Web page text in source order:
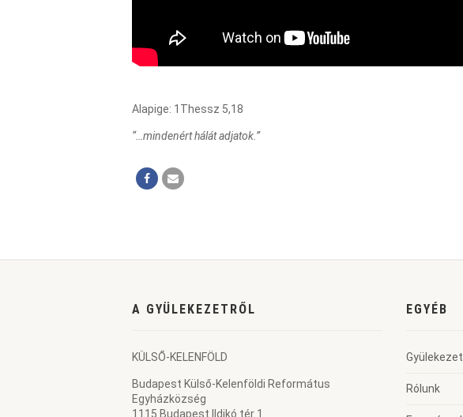
Alapige: 1Thessz 5,18
“…mindenért hálát adjatok.”
A GYÜLEKEZETRŐL
KÜLSŐ-KELENFÖLD
Budapest Külső-Kelenföldi Református
Egyházközség
1115 Budapest Ildikó tér 1.
EGYÉB
Gyülekezet
Rólunk